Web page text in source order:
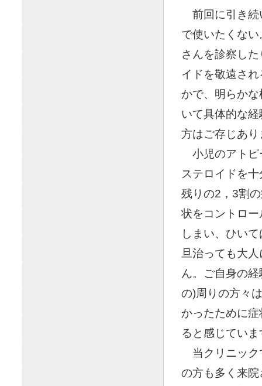
前回に引き
で使いたくな
さんを診察し
イドを敬遠さ
かで、明らか
いて具体的な
方はご存じあ
小児のアト
ステロイドを
残りの2，3割
状をコントロ
しまい、ひい
旦治っても大
ん。ご自身の
の)周りの方々
かったために
ると感じていま
当クリニッ
の方も多く来